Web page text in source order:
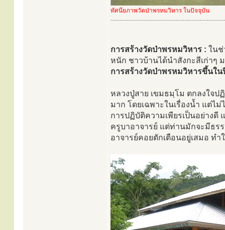
ทัศนียภาพวัดป่าพรหมวิหาร ในปัจจุบัน
............................................................................
การสร้างวัดป่าพรหมวิหาร : ในช่
หนัก ชาวบ้านได้นำสังกะสีเก่า
การสร้างวัดป่าพรหมวิหารขึ้นใ
หลวงปู่สาย เขมธมฺโม ตกลงใจ
มาก โดยเฉพาะในเรื่องน้ำ แต่ไ
การปฏิบัติความเพียรเป็นอย่างดี
ครูบาอาจารย์ แต่ท่านมักจะมีธร
อาจารย์คอยตักเตือนอยู่เสมอ ท